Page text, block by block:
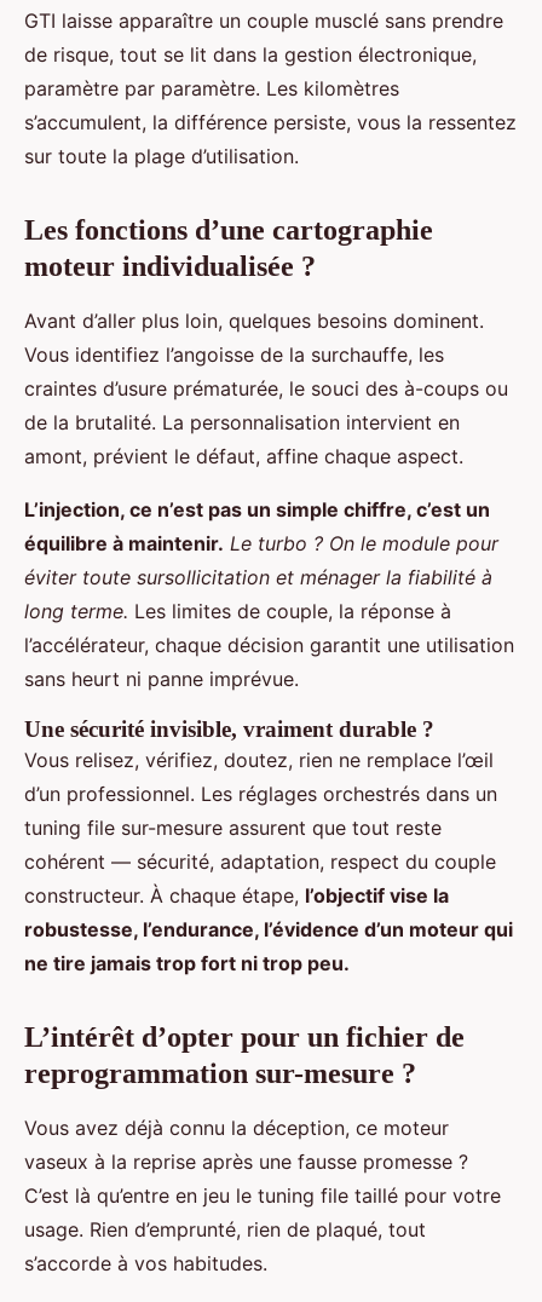
GTI laisse apparaître un couple musclé sans prendre
de risque, tout se lit dans la gestion électronique,
paramètre par paramètre. Les kilomètres
s’accumulent, la différence persiste, vous la ressentez
sur toute la plage d’utilisation.
Les fonctions d’une cartographie
moteur individualisée ?
Avant d’aller plus loin, quelques besoins dominent.
Vous identifiez l’angoisse de la surchauffe, les
craintes d’usure prématurée, le souci des à-coups ou
de la brutalité. La personnalisation intervient en
amont, prévient le défaut, affine chaque aspect.
L’injection, ce n’est pas un simple chiffre, c’est un
équilibre à maintenir. Le turbo ? On le module pour
éviter toute sursollicitation et ménager la fiabilité à
long terme. Les limites de couple, la réponse à
l’accélérateur, chaque décision garantit une utilisation
sans heurt ni panne imprévue.
Une sécurité invisible, vraiment durable ?
Vous relisez, vérifiez, doutez, rien ne remplace l’œil
d’un professionnel. Les réglages orchestrés dans un
tuning file sur-mesure assurent que tout reste
cohérent — sécurité, adaptation, respect du couple
constructeur. À chaque étape, l’objectif vise la
robustesse, l’endurance, l’évidence d’un moteur qui
ne tire jamais trop fort ni trop peu.
L’intérêt d’opter pour un fichier de
reprogrammation sur-mesure ?
Vous avez déjà connu la déception, ce moteur
vaseux à la reprise après une fausse promesse ?
C’est là qu’entre en jeu le tuning file taillé pour votre
usage. Rien d’emprunté, rien de plaqué, tout
s’accorde à vos habitudes.